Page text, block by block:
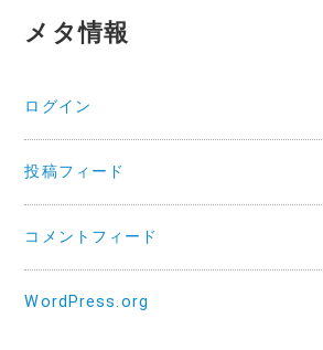
メタ情報
ログイン
投稿フィード
コメントフィード
WordPress.org